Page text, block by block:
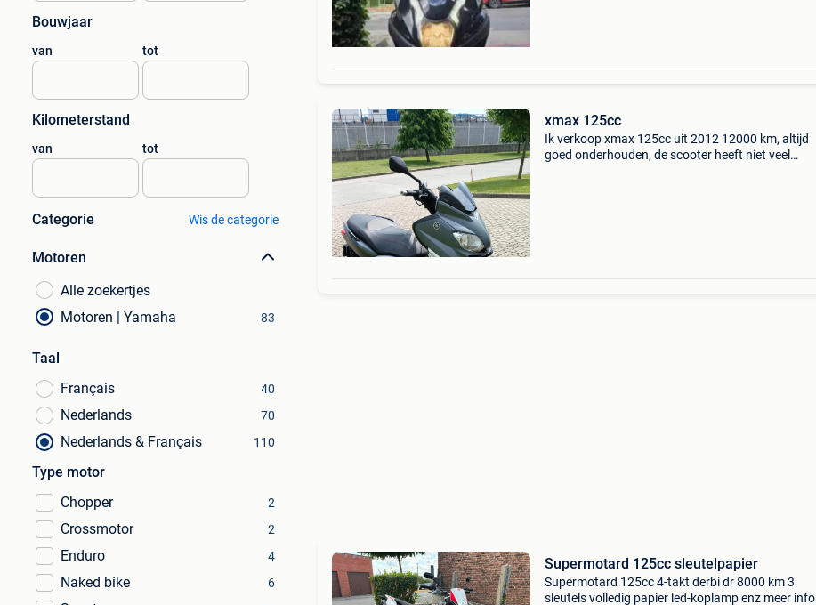
Bouwjaar
van tot
Kilometerstand
van tot
Categorie Wis de categorie
Motoren
Alle zoekertjes
Motoren | Yamaha
83
Taal
Français
40
Nederlands 70
Nederlands & Français 110
Type motor
Chopper
2
Crossmotor 2
Enduro 4
Naked bike 6
xmax 125cc
Ik verkoop xmax 125cc uit 2012 12000 km, altijd
goed onderhouden, de scooter heeft niet veel
Supermotard 125cc sleutelpapier
Supermotard 125cc 4-takt derbi dr 8000 km 3
sleutels volledig papier led-koplamp enz meer info